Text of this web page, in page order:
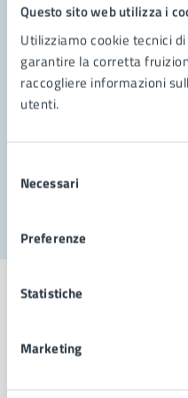
Questo sito web utilizza i
Utilizziamo cookie tecnici
garantire la corretta
raccogliere informazioni
utenti.
delNecessari
Preferenze
Statistiche
Marketing
Richiedi assistenza
Segnala disservizio
Comune di Napoli